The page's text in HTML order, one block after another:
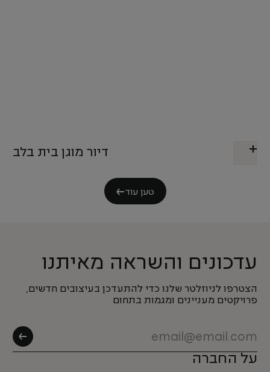
דיור מוגן בית בלב
טען עוד
עדכונים והשראה מאיתנו
הצטרפו לניוזלטר שלנו כדי להתעדכן בעיצובים חדשים,
פרויקטים מעניינים ומגמות בתחום
על החברה